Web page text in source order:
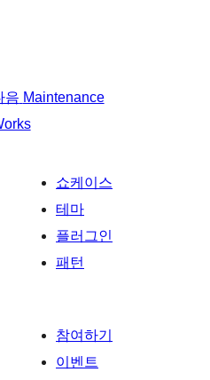
음 Maintenance
쇼케이스
테마
플러그인
패턴
참여하기
이벤트